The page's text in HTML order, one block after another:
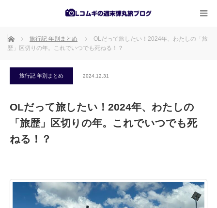
ホーム 旅行記 年別まとめ
OLだって旅したい！2024年、わたしの「旅
歴」区切りの年。これでいつでも死ねる！？
旅行記 年別まとめ 2024.12.31
OLだって旅したい！2024年、わたしの
「旅歴」区切りの年。これでいつでも死
ねる！？